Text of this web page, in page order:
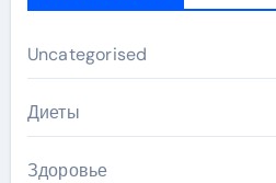
Uncategorised
Диеты
Здоровье